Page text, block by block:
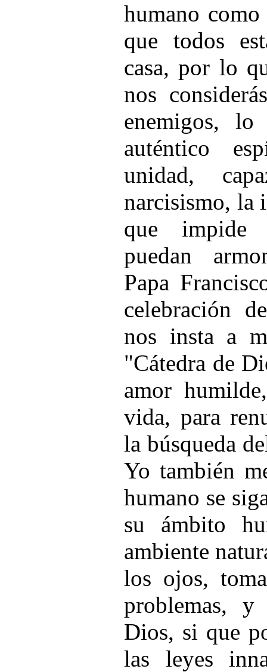
humano
que todos
casa, por lo
nos
enemigos,
auténtico
unidad,
narcisismo, la
que impide
puedan
Papa
celebración
nos insta a
"Cátedra de
amor
vida, para
la búsqueda
Yo también
humano se
su ámbito
ambiente
los ojos,
problemas, y
Dios, si que
las leyes